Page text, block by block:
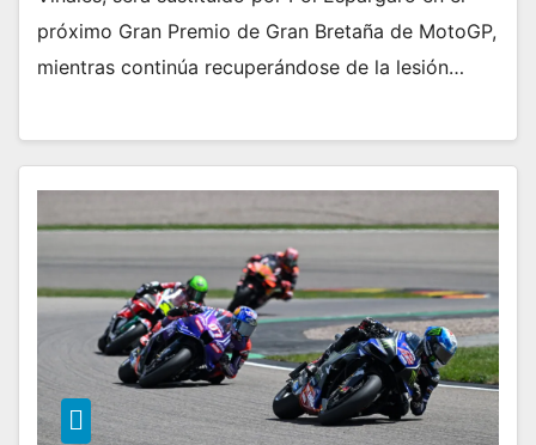
próximo Gran Premio de Gran Bretaña de MotoGP,
mientras continúa recuperándose de la lesión…